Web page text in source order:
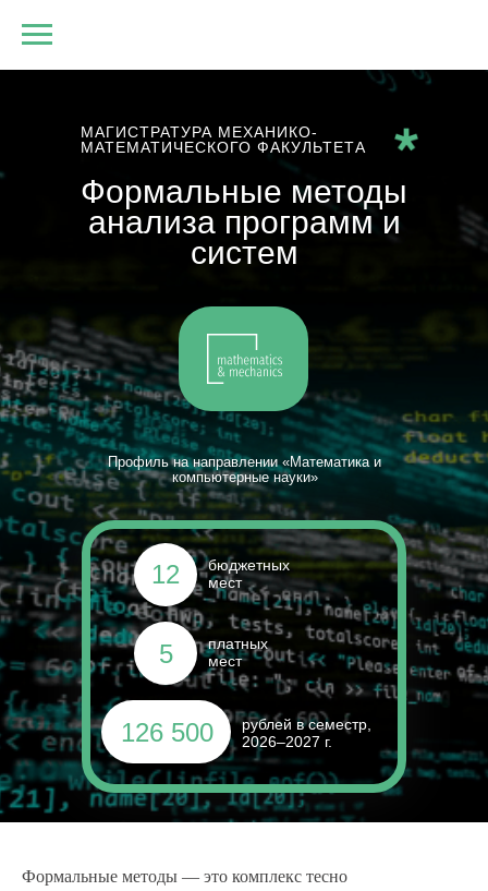
Формальные методы
анализа программ и
систем
МАГИСТРАТУРА МЕХАНИКО-
МАТЕМАТИЧЕСКОГО ФАКУЛЬТЕТА
Профиль на направлении «Математика и
компьютерные науки»
рублей в семестр,
2026–2027 г.
126 500
платных
мест
5
бюджетных
мест
12
Формальные методы — это комплекс тесно